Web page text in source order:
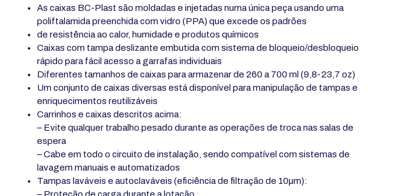
As caixas BC-Plast são moldadas e injetadas numa única peça usando uma
poliftalamida preenchida com vidro (PPA) que excede os padrões
de resistência ao calor, humidade e produtos químicos
Caixas com tampa deslizante embutida com sistema de bloqueio/desbloqueio
rápido para fácil acesso a garrafas individuais
Diferentes tamanhos de caixas para armazenar de 260 a 700 ml (9,8-23,7 oz)
Um conjunto de caixas diversas está disponível para manipulação de tampas e
enriquecimentos reutilizáveis
Carrinhos e caixas descritos acima:
– Evite qualquer trabalho pesado durante as operações de troca nas salas de
espera
– Cabe em todo o circuito de instalação, sendo compatível com sistemas de
lavagem manuais e automatizados
Tampas laváveis e autoclaváveis (eficiência de filtração de 10µm):
– Proteção de carga durante a lotação